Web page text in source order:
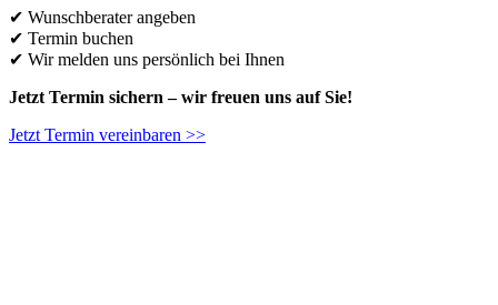
✔ Wunschberater angeben
✔ Termin buchen
✔ Wir melden uns persönlich bei Ihnen
Jetzt Termin sichern – wir freuen uns auf Sie!
Jetzt Termin vereinbaren >>